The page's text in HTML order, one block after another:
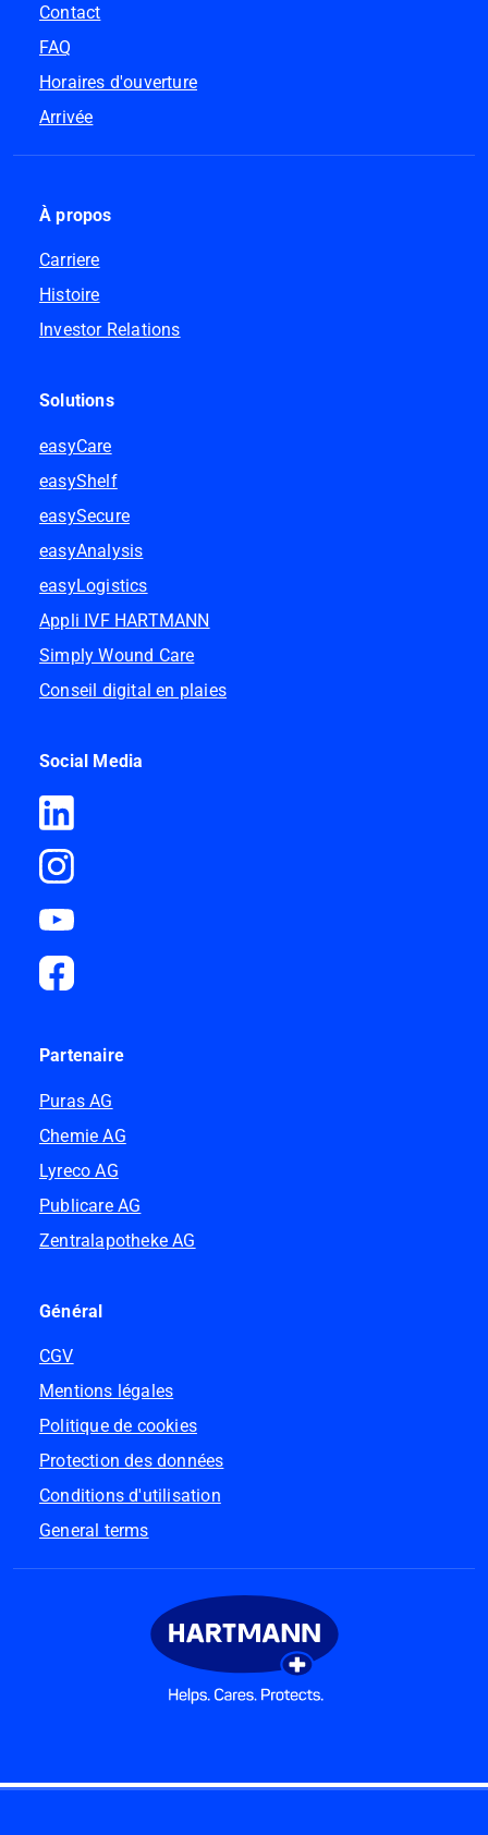
Contact
FAQ
Horaires d'ouverture
Arrivée
À propos
Carriere
Histoire
Investor Relations
Solutions
easyCare
easyShelf
easySecure
easyAnalysis
easyLogistics
Appli IVF HARTMANN
Simply Wound Care
Conseil digital en plaies
Social Media
Partenaire
Puras AG
Chemie AG
Lyreco AG
Publicare AG
Zentralapotheke AG
Général
CGV
Mentions légales
Politique de cookies
Protection des données
Conditions d'utilisation
General terms